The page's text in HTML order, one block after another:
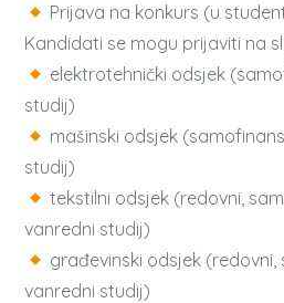
Prijava na konkurs (u
Kandidati se mogu prijaviti na
elektrotehnički odsjek
studij)
mašinski odsjek
studij)
tekstilni odsjek (redovni,
vanredni studij)
građevinski odsjek (redovni,
vanredni studij)